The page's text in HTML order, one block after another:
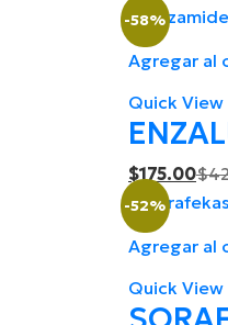
price
Agregar al
Quick View
-58%
$175.00$
Agregar al
Quick View
-52%